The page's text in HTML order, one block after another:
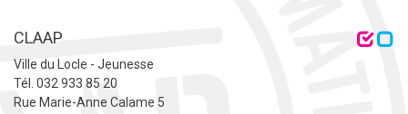
CLAAP
Ville du Locle - Jeunesse
Tél. 032 933 85 20
Rue Marie-Anne Calame 5